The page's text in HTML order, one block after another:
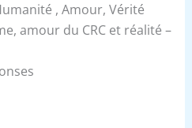
, Amour, Vérité
amour du CRC et réalité –